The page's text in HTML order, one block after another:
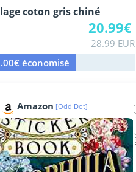
coton gris chiné
20.99€
28.99 EUR
économisé
Amazon [Odd Dot]